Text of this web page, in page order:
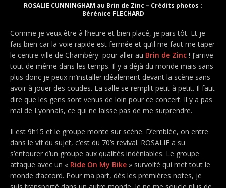
ROSALIE CUNNINGHAM au Brin de Zinc – Crédits photos :
Bérénice FLECHARD
Comme je veux être à l’heure et bien placé, je pars tôt. Et je
fais bien car la voie rapide est fermée et qu’il me faut me taper
le centre-ville de Chambéry pour aller au Brin de Zinc ! J’arrive
tout de même dans les temps. Il y a déjà du monde mais sans
plus donc je peux m’installer idéalement devant la scène sans
avoir à jouer des coudes. La salle se remplit petit à petit. Il faut
dire que les gens sont venus de loin pour ce concert. Il y a pas
mal de Lyonnais, ce qui ne laisse pas de me surprendre.
Il est 9h15 et le groupe monte sur scène. D’emblée, on entre
dans le vif du sujet, c’est du 70’s revival. ROSALIE a su
s’entourer d’un groupe aux qualités indéniables. Le groupe
attaque avec un « Ride On My Bike » survolté qui met tout le
monde d’accord. Pour ma part, dès les premières notes, je